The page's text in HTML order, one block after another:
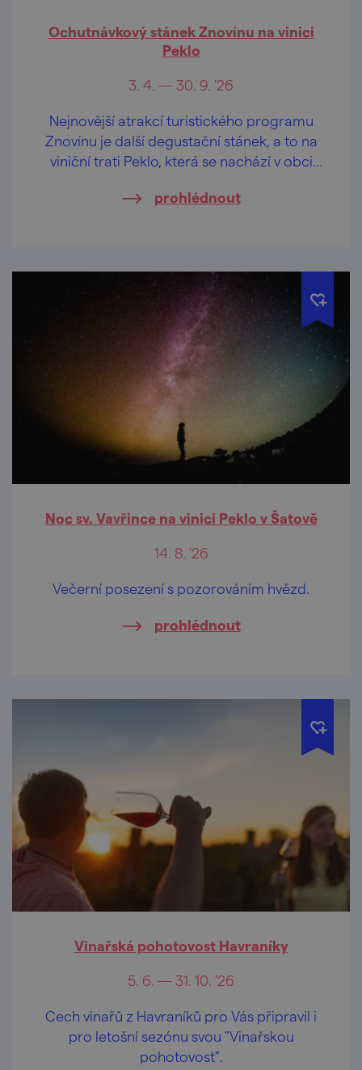
Ochutnávkový stánek Znovínu na vinici
Peklo
3. 4. — 30. 9. '26
Nejnovější atrakcí turistického programu
Znovínu je další degustační stánek, a to na
viniční trati Peklo, která se nachází v obci
prohlédnout
Noc sv. Vavřince na vinici Peklo v Šatově
14. 8. '26
Večerní posezení s pozorováním hvězd.
prohlédnout
Vinařská pohotovost Havraníky
5. 6. — 31. 10. '26
Cech vinařů z Havraníků pro Vás připravil i
pro letošní sezónu svou "Vinařskou
pohotovost".